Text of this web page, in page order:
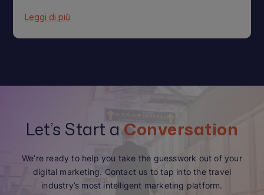
Leggi di più
Let’s Start a Conversation
We’re ready to help you take the guesswork out of your
digital marketing. Contact us to tap into the travel
industry’s most intelligent marketing platform.